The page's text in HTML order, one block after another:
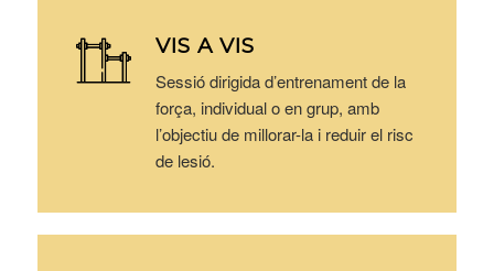
VIS A VIS
Sessió dirigida d’entrenament de la
força, individual o en grup, amb
l’objectiu de millorar-la i reduir el risc
de lesió.